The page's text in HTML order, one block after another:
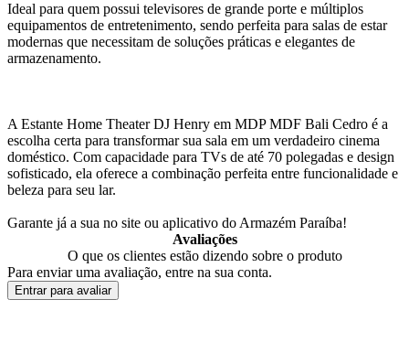
Ideal para quem possui televisores de grande porte e múltiplos
equipamentos de entretenimento, sendo perfeita para salas de estar
modernas que necessitam de soluções práticas e elegantes de
armazenamento.
A Estante Home Theater DJ Henry em MDP MDF Bali Cedro é a
escolha certa para transformar sua sala em um verdadeiro cinema
doméstico. Com capacidade para TVs de até 70 polegadas e design
sofisticado, ela oferece a combinação perfeita entre funcionalidade e
beleza para seu lar.
Garante já a sua no site ou aplicativo do Armazém Paraíba!
Avaliações
O que os clientes estão dizendo sobre o produto
Para enviar uma avaliação, entre na sua conta.
Entrar para avaliar